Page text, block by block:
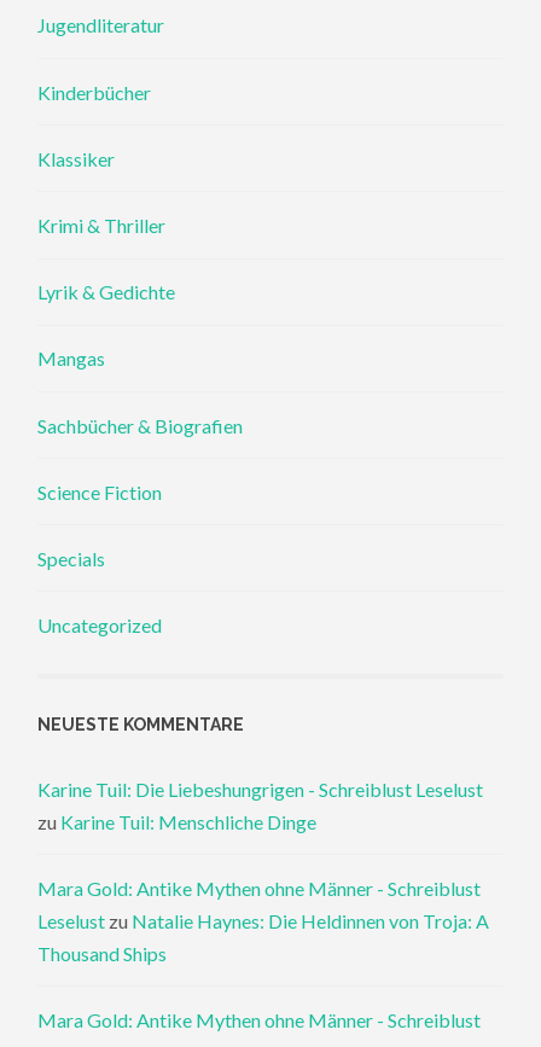
Jugendliteratur
Kinderbücher
Klassiker
Krimi & Thriller
Lyrik & Gedichte
Mangas
Sachbücher & Biografien
Science Fiction
Specials
Uncategorized
NEUESTE KOMMENTARE
Karine Tuil: Die Liebeshungrigen - Schreiblust Leselust
zu Karine Tuil: Menschliche Dinge
Mara Gold: Antike Mythen ohne Männer - Schreiblust
Leselust zu Natalie Haynes: Die Heldinnen von Troja: A
Thousand Ships
Mara Gold: Antike Mythen ohne Männer - Schreiblust